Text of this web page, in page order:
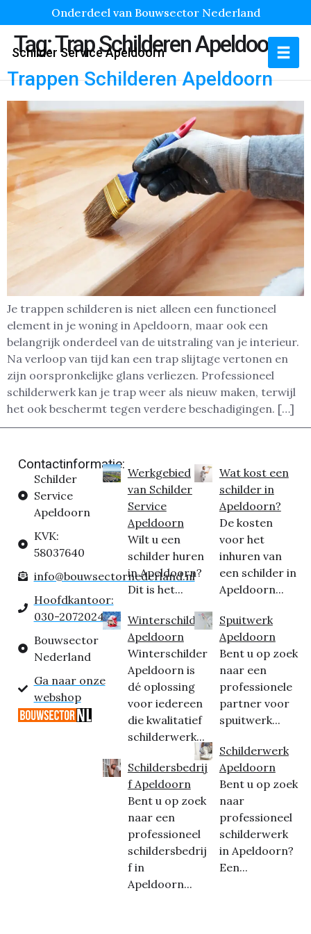
Onderdeel van Bouwsector Nederland
Schilder Service Apeldoorn
Tag:Trap Schilderen Apeldoorn
Trappen Schilderen Apeldoorn
Je trappen schilderen is niet alleen een functioneel
element in je woning in Apeldoorn, maar ook een
belangrijk onderdeel van de uitstraling van je interieur.
Na verloop van tijd kan een trap slijtage vertonen en
zijn oorspronkelijke glans verliezen. Professioneel
schilderwerk kan je trap weer als nieuw maken, terwijl
het ook beschermt tegen verdere beschadigingen. […]
Contactinformatie:
Schilder
Service
Apeldoorn
KVK:
58037640
info@bouwsectornederland.nl
Hoofdkantoor:
030-2072024
Bouwsector
Nederland
Ga naar onze
webshop
Werkgebied
van Schilder
Service
Apeldoorn
Wilt u een
schilder huren
in Apeldoorn?
Dit is het...
Winterschilder
Apeldoorn
Winterschilder
Apeldoorn is
dé oplossing
voor iedereen
die kwalitatief
schilderwerk...
Schildersbedrij
f Apeldoorn
Bent u op zoek
naar een
professioneel
schildersbedrij
f in
Apeldoorn...
Wat kost een
schilder in
Apeldoorn?
De kosten
voor het
inhuren van
een schilder in
Apeldoorn...
Spuitwerk
Apeldoorn
Bent u op zoek
naar een
professionele
partner voor
spuitwerk...
Schilderwerk
Apeldoorn
Bent u op zoek
naar
professioneel
schilderwerk
in Apeldoorn?
Een...